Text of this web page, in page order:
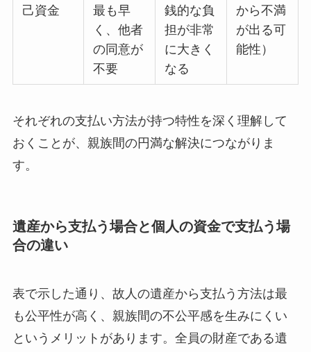
己資金
最も早
く、他者
の同意が
不要
銭的な負
担が非常
に大きく
なる
から不満
が出る可
能性）
それぞれの支払い方法が持つ特性を深く理解して
おくことが、親族間の円満な解決につながりま
す。
遺産から支払う場合と個人の資金で支払う場
合の違い
表で示した通り、故人の遺産から支払う方法は最
も公平性が高く、親族間の不公平感を生みにくい
というメリットがあります。全員の財産である遺